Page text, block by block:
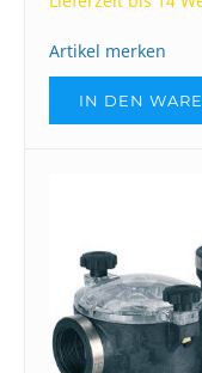
Artikel merken
IN DEN